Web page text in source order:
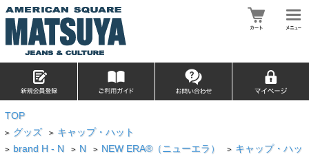
TOP
> グッズ > キャップ・ハット
> brand H - N > N > NEW ERA®（ニューエラ） > キャップ・ハッ